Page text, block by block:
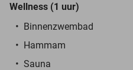
Wellness (1 uur)
Binnenzwembad
Hammam
Sauna